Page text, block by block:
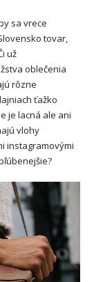
sa vrece
tovar,
už
oblečenia
rôzne
ťažko
je lacná ale ani
vlohy
instagramovými